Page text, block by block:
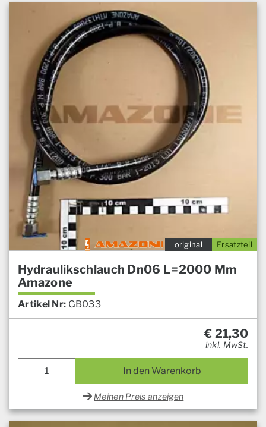
Ersatzteil
original
Hydraulikschlauch Dn06 L=2000 Mm
Amazone
Artikel Nr: GB033
€ 21,30
inkl. MwSt.
In den Warenkorb
Meinen Preis anzeigen